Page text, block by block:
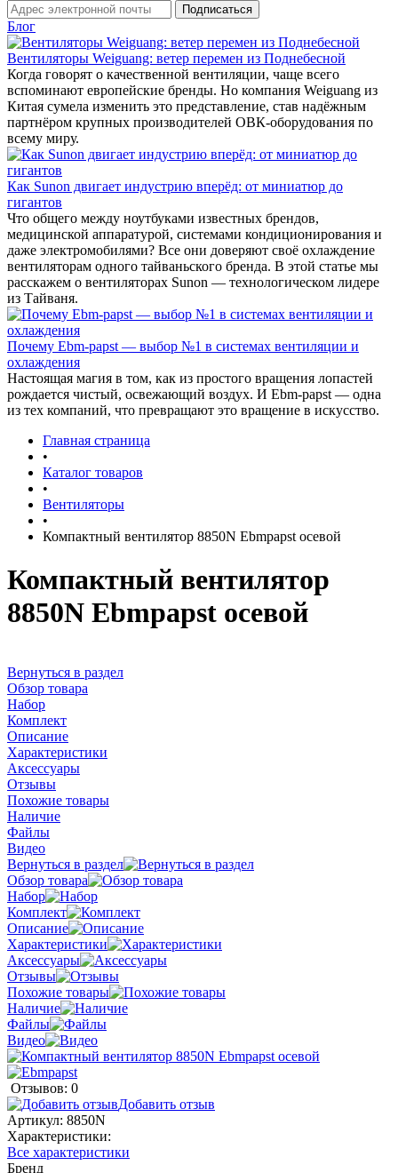
Блог
Вентиляторы Weiguang: ветер перемен из Поднебесной
Когда говорят о качественной вентиляции, чаще всего
вспоминают европейские бренды. Но компания Weiguang из
Китая сумела изменить это представление, став надёжным
партнёром крупных производителей ОВК-оборудования по
всему миру.
Как Sunon двигает индустрию вперёд: от миниатюр до
гигантов
Что общего между ноутбуками известных брендов,
медицинской аппаратурой, системами кондиционирования и
даже электромобилями? Все они доверяют своё охлаждение
вентиляторам одного тайваньского бренда. В этой статье мы
расскажем о вентиляторах Sunon — технологическом лидере
из Тайваня.
Почему Ebm-papst — выбор №1 в системах вентиляции и
охлаждения
Настоящая магия в том, как из простого вращения лопастей
рождается чистый, освежающий воздух. И Ebm-papst — одна
из тех компаний, что превращают это вращение в искусство.
Главная страница
•
Каталог товаров
•
Вентиляторы
•
Компактный вентилятор 8850N Ebmpapst осевой
Компактный вентилятор
8850N Ebmpapst осевой
Вернуться в раздел
Обзор товара
Набор
Комплект
Описание
Характеристики
Аксессуары
Отзывы
Похожие товары
Наличие
Файлы
Видео
Вернуться в раздел
Обзор товара
Набор
Комплект
Описание
Характеристики
Аксессуары
Отзывы
Похожие товары
Наличие
Файлы
Видео
Отзывов: 0
Добавить отзыв
Артикул: 8850N
Характеристики:
Все характеристики
Бренд